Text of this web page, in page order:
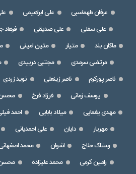
عرفان طهماسبی
علی ابراهیمی
علی سفلی
علی صدیقی فرهاد
ماکان بند
متیار متین امینی
مرتضی سرمدی
مجتبی دربیدی
ناصر پورکرم
ناصر زینعلی نوید زردی
یوسف زمانی
فرزاد فرخ
مهدی یغمایی
میلاد بابایی احمد
مهریار
دایان علی احمدیانی
رستاک حلاج
اشوان محمد
رامین کرمی
محمد علیزاده